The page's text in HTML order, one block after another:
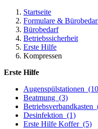
Startseite
Formulare &
Bürobedarf
Betriebssicherheit
Erste Hilfe
Kompressen
Erste Hilfe
Augenspülstationen
Beatmung (3)
Betriebsverbandkasten
Desinfektion (1)
Erste Hilfe Koffer (5)